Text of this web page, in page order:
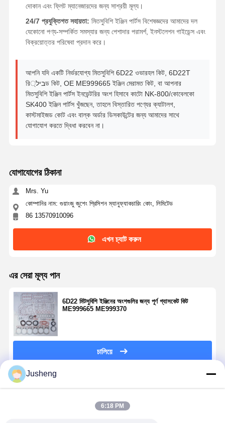
দোকান এবং ফ্লিট ম্যানেজারদের জন্য সাশ্রয়ী মূল্য।
24/7 প্রযুক্তিগত সহায়তা: মিতসুবিশি ইঞ্জিন পার্টস বিশেষজ্ঞদের আমাদের দল
যেকোনো পণ্য-সম্পর্কিত সমস্যার জন্য পেশাদার পরামর্শ, ইনস্টলেশন গাইডেন্স এবং
বিক্রয়োত্তর পরিষেবা প্রদান করে।
আপনি যদি একটি নির্ভরযোগ্য মিতসুবিশি 6D22 ওভারহল কিট, 6D22T
রিביל্ড কিট, OE ME999665 ইঞ্জিন মেরামত কিট, বা আপনার
মিতসুবিশি ইঞ্জিন পার্টস ইনভেন্টরির অংশ হিসাবে কাটো NK-800/কোবেলকো
SK400 ইঞ্জিন পার্টস খুঁজছেন, তাহলে বিস্তারিত পণ্যের ক্যাটালগ,
কাস্টমাইজড কোট এবং বাল্ক অর্ডার ডিসকাউন্টের জন্য আমাদের সাথে
যোগাযোগ করতে দ্বিধা করবেন না।
যোগাযোগের ঠিকানা
Mrs. Yu
কোম্পানির নাম: গুয়াংজু জুশেং প্রিসিশন ম্যানুফ্যাকচারিং কোং, লিমিটেড
86 13570910096
এখন চ্যাট করুন
এর সেরা মূল্য পান
6D22 মিটসুবিশি ইঞ্জিনের অংশগুলির জন্য পূর্ণ গ্যাসকেট কিট
ME999665 ME999370
চালিয়ে
প্রস্তাবিত পণ্য
Jusheng
6:18 PM